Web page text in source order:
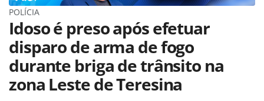
POLÍCIA
Idoso é preso após efetuar
disparo de arma de fogo
durante briga de trânsito na
zona Leste de Teresina